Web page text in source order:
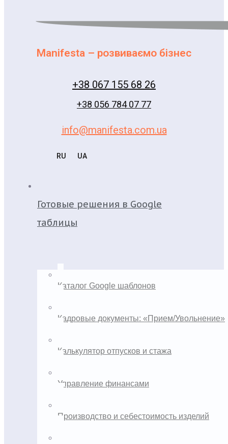
Manifesta – розвиваємо бізнес
+38 067 155 68 26
+38 056 784 07 77
info@manifesta.com.ua
Готовые решения в Google
таблицы
Каталог Google шаблонов
Кадровые документы: «Прием/Увольнение»
Калькулятор отпусков и стажа
Управление финансами
Производство и себестоимость изделий